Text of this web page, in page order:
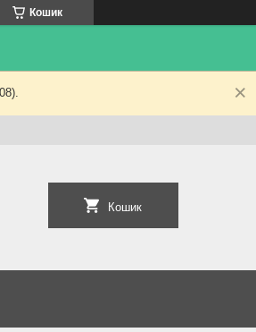
Кошик
Кошик